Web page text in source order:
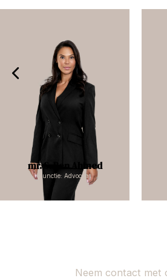
mr. S. Ben Ahmed
Functie: Advocaat
Neem contact met